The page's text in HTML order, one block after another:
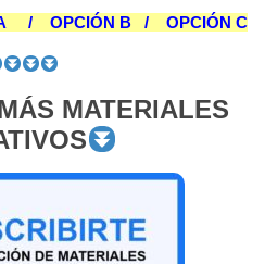
/ OPCIÓN B/ OPCIÓN C
MATERIALES